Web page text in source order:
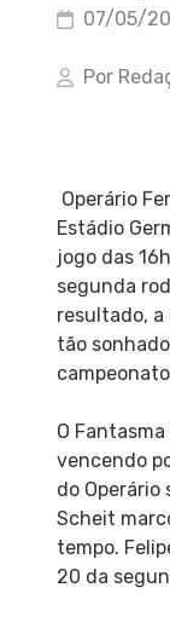
07/05/
Por
Operário
Estádio
jogo das
segunda
resultado,
tão
O
vencendo
do Operário
Scheit
tempo.
20 da